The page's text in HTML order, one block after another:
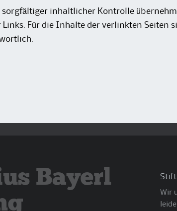
sorgfältiger inhaltlicher Kontrolle
Für die Inhalte der verlinkten Seiten
Bayerl
Wir